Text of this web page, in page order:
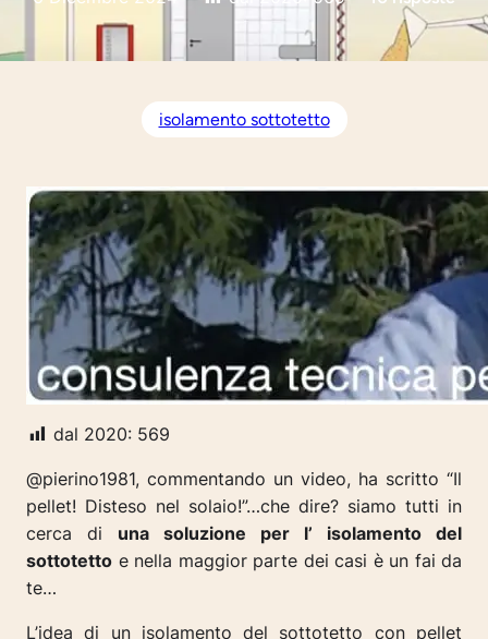
isolamento sottotetto
dal 2020: 569
@pierino1981, commentando un video, ha scritto “Il
pellet! Disteso nel solaio!”…che dire? siamo tutti in
cerca di una soluzione per l’ isolamento del
sottotetto e nella maggior parte dei casi è un fai da
te…
L’idea di un isolamento del sottotetto con pellet